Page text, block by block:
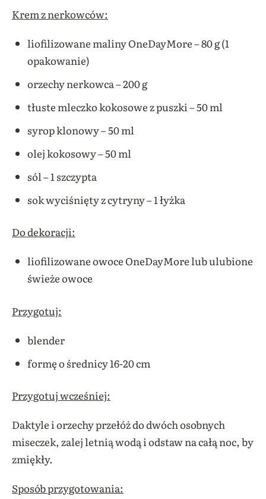
Krem z nerkowców:
liofilizowane maliny OneDayMore – 80 g (1
opakowanie)
orzechy nerkowca – 200 g
tłuste mleczko kokosowe z puszki – 50 ml
syrop klonowy – 50 ml
olej kokosowy – 50 ml
sól – 1 szczypta
sok wyciśnięty z cytryny – 1 łyżka
Do dekoracji:
liofilizowane owoce OneDayMore lub ulubione
świeże owoce
Przygotuj:
blender
formę o średnicy 16-20 cm
Przygotuj wcześniej:
Daktyle i orzechy przełóż do dwóch osobnych
miseczek, zalej letnią wodą i odstaw na całą noc, by
zmiękły.
Sposób przygotowania: